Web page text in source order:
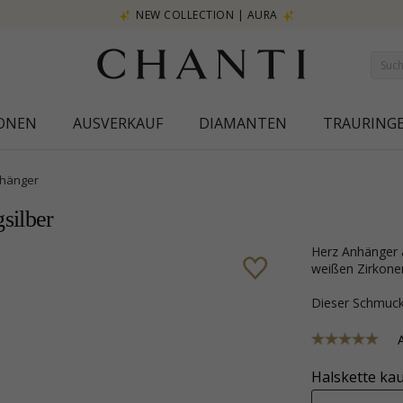
NEW COLLECTION | AURA
AUSVERKAUF DIAMANTEN
Herz Anhänger aus vergoldetem Sterlingsilber mit polierter Oberfläche und 1
weißen
Dieser
Halskette